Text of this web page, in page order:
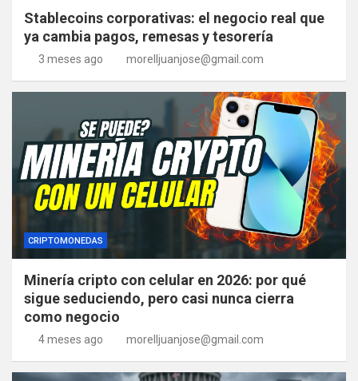
Stablecoins corporativas: el negocio real que
ya cambia pagos, remesas y tesorería
3 meses ago morelljuanjose@gmail.com
CRIPTOMONEDAS
Minería cripto con celular en 2026: por qué
sigue seduciendo, pero casi nunca cierra
como negocio
4 meses ago morelljuanjose@gmail.com